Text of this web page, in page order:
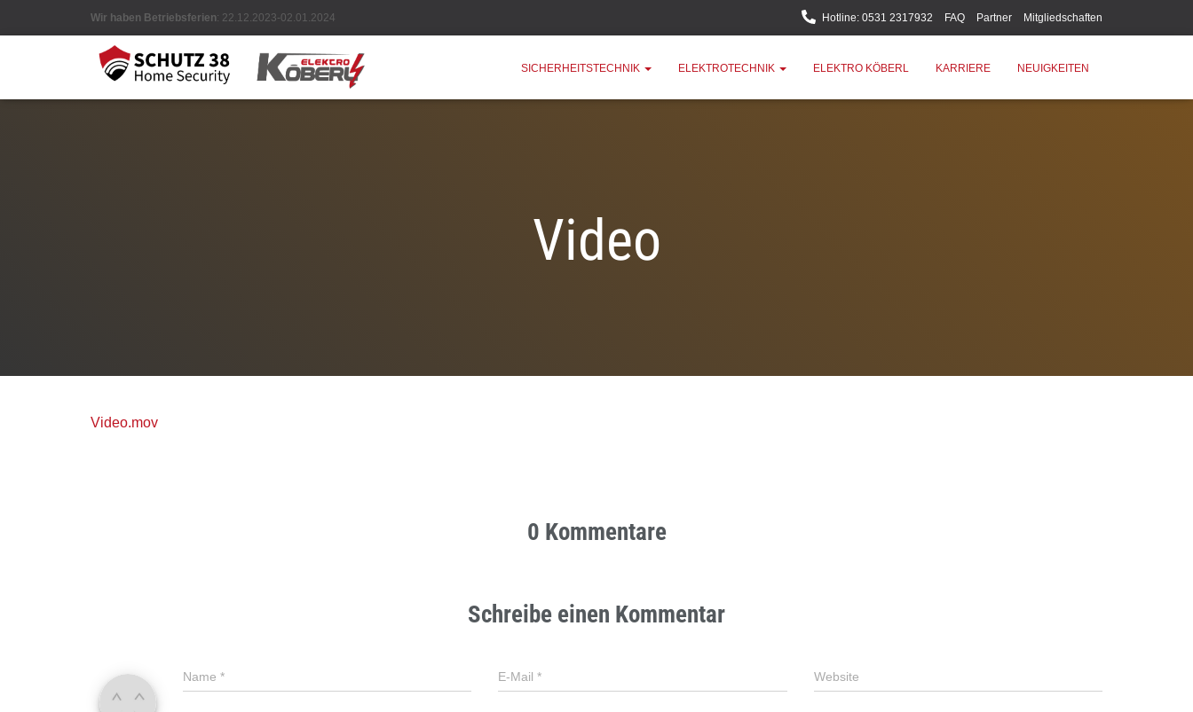
Wir haben Betriebsferien: 22.12.2023-02.01.2024 Hotline: 0531 2317932 FAQ Partner Mitgliedschaften
SICHERHEITSTECHNIK ELEKTROTECHNIK ELEKTRO KÖBERL KARRIERE NEUIGKEITEN
Video
Video.mov
0 Kommentare
Schreibe einen Kommentar
Name * E-Mail* Website